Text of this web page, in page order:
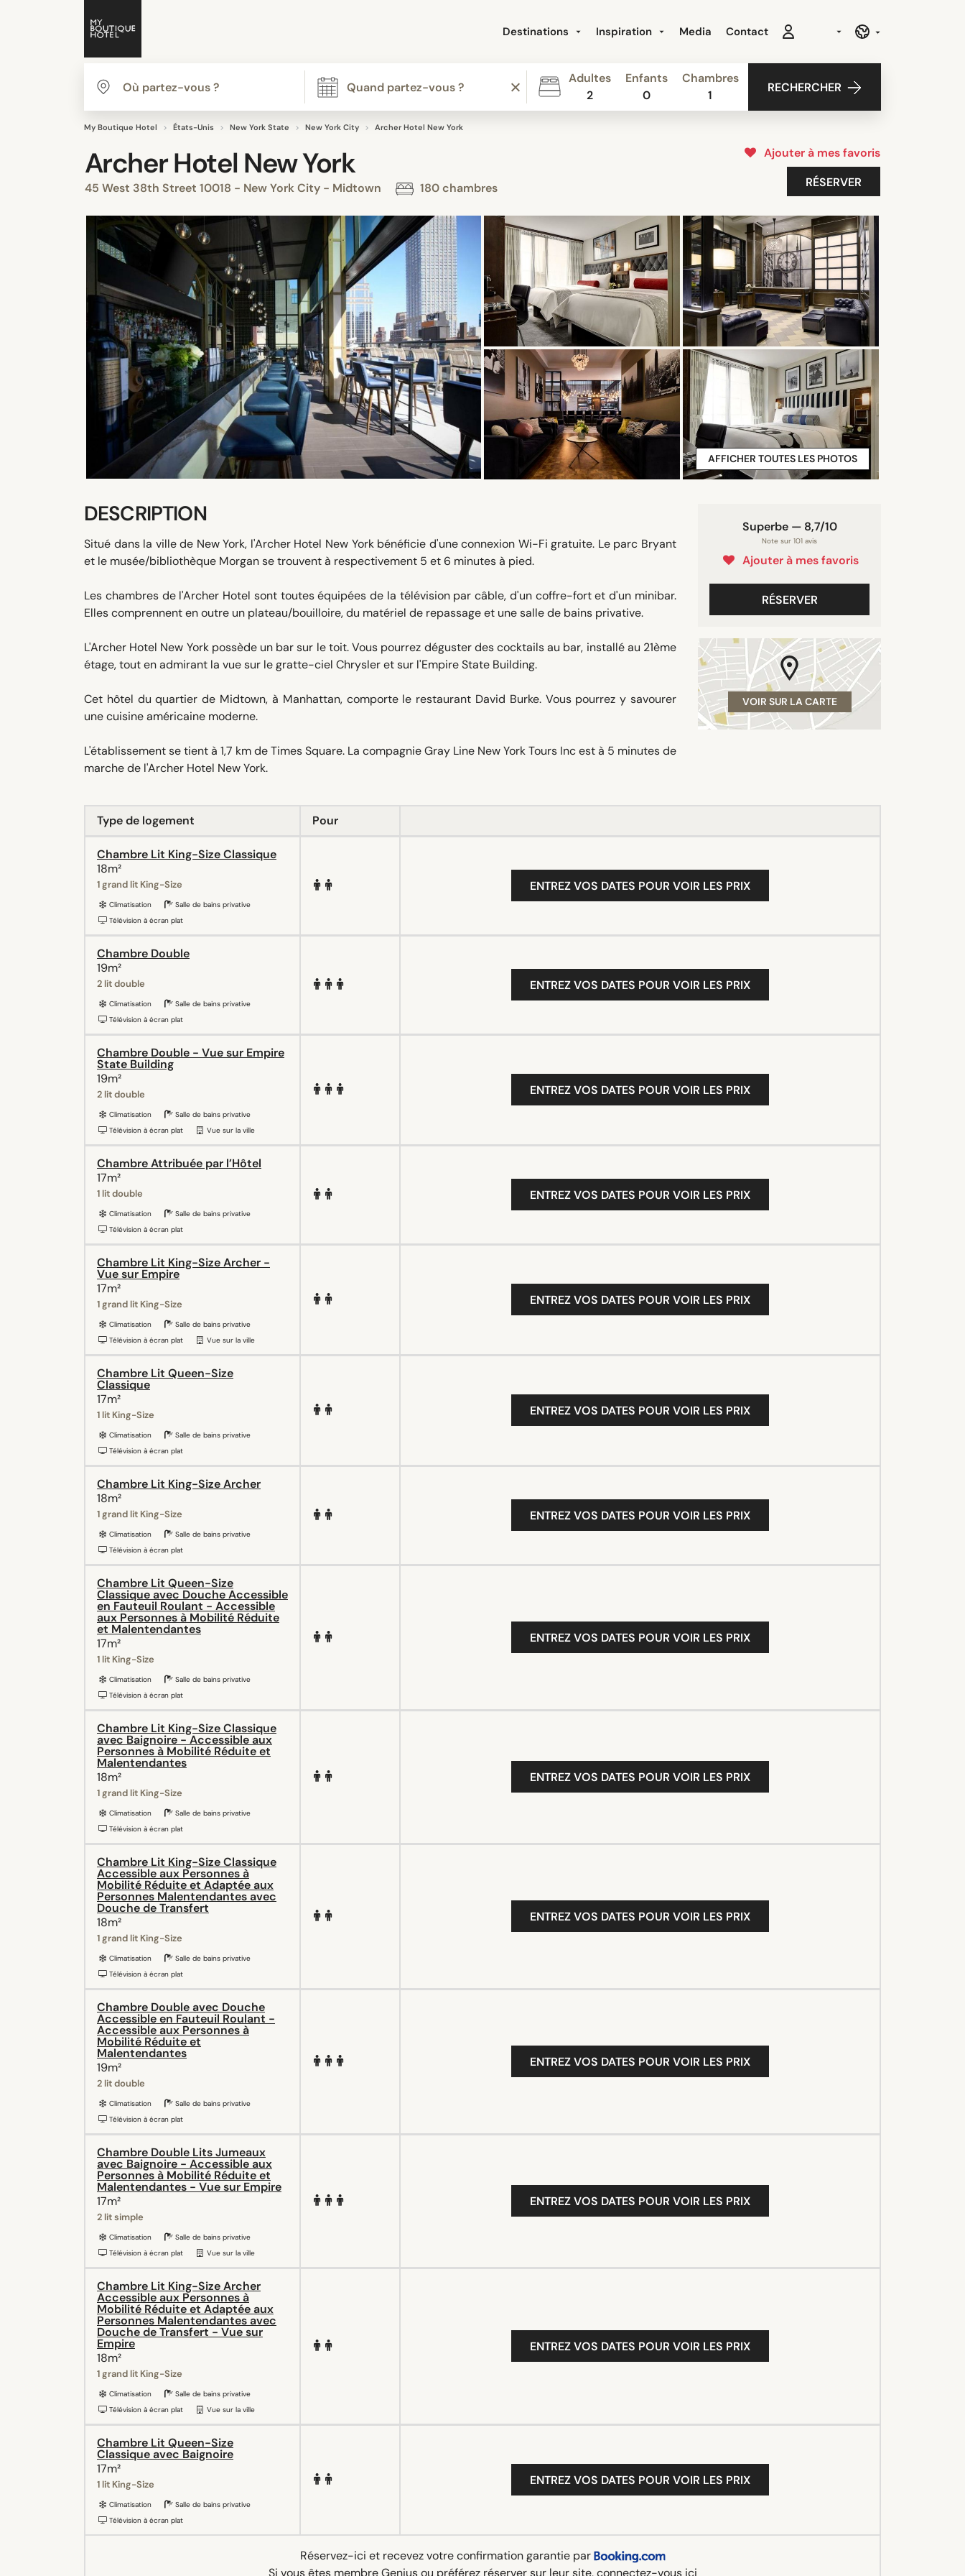
Destinations Inspiration Media Contact
Adultes
2
Enfants
0
Chambres
1
RECHERCHER
My Boutique Hotel États-Unis New York State New York City Archer Hotel New York
Archer Hotel New York
45 West 38th Street 10018 - New York City - Midtown 180 chambres
Ajouter à mes favoris
RÉSERVER
AFFICHER TOUTES LES PHOTOS
Superbe — 8,7/10
Note sur 101 avis
Ajouter à mes favoris
RÉSERVER
VOIR SUR LA CARTE
DESCRIPTION
Situé dans la ville de New York, l'Archer Hotel New York bénéficie d'une connexion Wi-Fi gratuite. Le parc Bryant
et le musée/bibliothèque Morgan se trouvent à respectivement 5 et 6 minutes à pied.
Les chambres de l'Archer Hotel sont toutes équipées de la télévision par câble, d'un coffre-fort et d'un minibar.
Elles comprennent en outre un plateau/bouilloire, du matériel de repassage et une salle de bains privative.
L'Archer Hotel New York possède un bar sur le toit. Vous pourrez déguster des cocktails au bar, installé au 21ème
étage, tout en admirant la vue sur le gratte-ciel Chrysler et sur l'Empire State Building.
Cet hôtel du quartier de Midtown, à Manhattan, comporte le restaurant David Burke. Vous pourrez y savourer
une cuisine américaine moderne.
L'établissement se tient à 1,7 km de Times Square. La compagnie Gray Line New York Tours Inc est à 5 minutes de
marche de l'Archer Hotel New York.
Type de logement Pour
Chambre Lit King-Size Classique
18m²
1 grand lit King-Size
Climatisation
Salle de bains privative
Télévision à écran plat
ENTREZ VOS DATES POUR VOIR LES PRIX
Chambre Double
19m²
2 lit double
Climatisation
Salle de bains privative
Télévision à écran plat
ENTREZ VOS DATES POUR VOIR LES PRIX
Chambre Double - Vue sur Empire
State Building
19m²
2 lit double
Climatisation
Salle de bains privative
Télévision à écran plat
Vue sur la ville
ENTREZ VOS DATES POUR VOIR LES PRIX
Chambre Attribuée par l’Hôtel
17m²
1 lit double
Climatisation
Salle de bains privative
Télévision à écran plat
ENTREZ VOS DATES POUR VOIR LES PRIX
Chambre Lit King-Size Archer -
Vue sur Empire
17m²
1 grand lit King-Size
Climatisation
Salle de bains privative
Télévision à écran plat
Vue sur la ville
ENTREZ VOS DATES POUR VOIR LES PRIX
Chambre Lit Queen-Size
Classique
17m²
1 lit King-Size
Climatisation
Salle de bains privative
Télévision à écran plat
ENTREZ VOS DATES POUR VOIR LES PRIX
Chambre Lit King-Size Archer
18m²
1 grand lit King-Size
Climatisation
Salle de bains privative
Télévision à écran plat
ENTREZ VOS DATES POUR VOIR LES PRIX
Chambre Lit Queen-Size
Classique avec Douche Accessible
en Fauteuil Roulant - Accessible
aux Personnes à Mobilité Réduite
et Malentendantes
17m²
1 lit King-Size
Climatisation
Salle de bains privative
Télévision à écran plat
ENTREZ VOS DATES POUR VOIR LES PRIX
Chambre Lit King-Size Classique
avec Baignoire - Accessible aux
Personnes à Mobilité Réduite et
Malentendantes
18m²
1 grand lit King-Size
Climatisation
Salle de bains privative
Télévision à écran plat
ENTREZ VOS DATES POUR VOIR LES PRIX
Chambre Lit King-Size Classique
Accessible aux Personnes à
Mobilité Réduite et Adaptée aux
Personnes Malentendantes avec
Douche de Transfert
18m²
1 grand lit King-Size
Climatisation
Salle de bains privative
Télévision à écran plat
ENTREZ VOS DATES POUR VOIR LES PRIX
Chambre Double avec Douche
Accessible en Fauteuil Roulant -
Accessible aux Personnes à
Mobilité Réduite et
Malentendantes
19m²
2 lit double
Climatisation
Salle de bains privative
Télévision à écran plat
ENTREZ VOS DATES POUR VOIR LES PRIX
Chambre Double Lits Jumeaux
avec Baignoire - Accessible aux
Personnes à Mobilité Réduite et
Malentendantes - Vue sur Empire
17m²
2 lit simple
Climatisation
Salle de bains privative
Télévision à écran plat
Vue sur la ville
ENTREZ VOS DATES POUR VOIR LES PRIX
Chambre Lit King-Size Archer
Accessible aux Personnes à
Mobilité Réduite et Adaptée aux
Personnes Malentendantes avec
Douche de Transfert - Vue sur
Empire
18m²
1 grand lit King-Size
Climatisation
Salle de bains privative
Télévision à écran plat
Vue sur la ville
ENTREZ VOS DATES POUR VOIR LES PRIX
Chambre Lit Queen-Size
Classique avec Baignoire
17m²
1 lit King-Size
Climatisation
Salle de bains privative
Télévision à écran plat
ENTREZ VOS DATES POUR VOIR LES PRIX
Réservez-ici et recevez votre confirmation garantie par
Si vous êtes membre Genius ou préférez réserver sur leur site,connectez-vous ici